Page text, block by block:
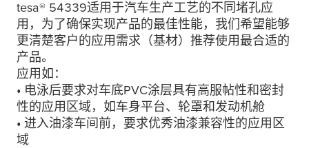
tesa® 54339适用于汽车生产工艺的不同堵孔应
用，为了确保实现产品的最佳性能，我们希望能够
更清楚客户的应用需求（基材）推荐使用最合适的
产品。
应用如：
• 电泳后要求对车底PVC涂层具有高服帖性和密封
性的应用区域，如车身平台、轮罩和发动机舱
• 进入油漆车间前，要求优秀油漆兼容性的应用区
域